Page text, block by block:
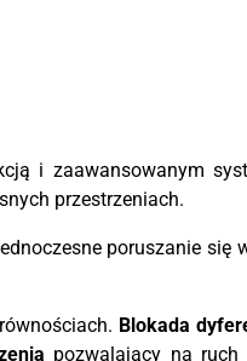
i zaawansowanym
przestrzeniach.
poruszanie się
Blokada
pozwalający na ruch